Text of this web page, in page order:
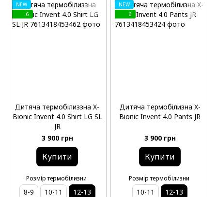
NEW
6
Дитяча термобілиззна X-
Bionic Invent 4.0 Shirt LG SL
JR
3 900 грн
Купити
Розмір термобілизни
8-9 10-11 12-13
NEW
6
Дитяча термобілизна X-
Bionic Invent 4.0 Pants JR
3 900 грн
Купити
Розмір термобілизни
10-11 12-13